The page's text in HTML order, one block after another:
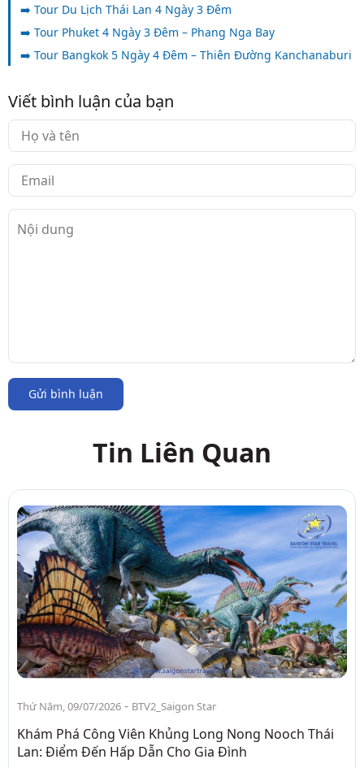
➡️ Tour Du Lịch Thái Lan 4 Ngày 3 Đêm
➡️ Tour Phuket 4 Ngày 3 Đêm – Phang Nga Bay
➡️ Tour Bangkok 5 Ngày 4 Đêm – Thiên Đường Kanchanaburi
Viết bình luận của bạn
Gửi bình luận
Tin Liên Quan
Thứ Năm, 09/07/2026 - BTV2_Saigon Star
Khám Phá Công Viên Khủng Long Nong Nooch Thái
Lan: Điểm Đến Hấp Dẫn Cho Gia Đình